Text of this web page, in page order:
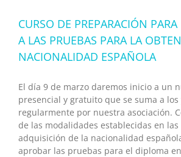
CURSO DE PREPARACIÓN PARA
A LAS PRUEBAS PARA LA
NACIONALIDAD ESPAÑOLA
El día 9 de marzo daremos inicio a un
presencial y gratuito que se suma a
regularmente por nuestra asociación.
de las modalidades establecidas en las
adquisición de la nacionalidad
aprobar las pruebas para el diploma